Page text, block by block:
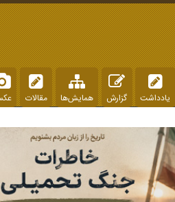
یادداشت گزارش همایش‌ها مقالات